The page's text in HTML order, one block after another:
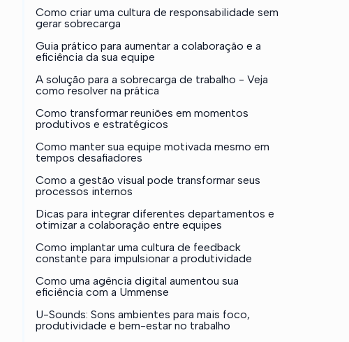
Como criar uma cultura de responsabilidade sem
gerar sobrecarga
Guia prático para aumentar a colaboração e a
eficiência da sua equipe
A solução para a sobrecarga de trabalho - Veja
como resolver na prática
Como transformar reuniões em momentos
produtivos e estratégicos
Como manter sua equipe motivada mesmo em
tempos desafiadores
Como a gestão visual pode transformar seus
processos internos
Dicas para integrar diferentes departamentos e
otimizar a colaboração entre equipes
Como implantar uma cultura de feedback
constante para impulsionar a produtividade
Como uma agência digital aumentou sua
eficiência com a Ummense
U-Sounds: Sons ambientes para mais foco,
produtividade e bem-estar no trabalho